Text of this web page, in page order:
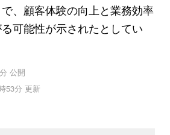
、顧客体験の向上と業務効率
可能性が示されたとしてい
公開
53分 更新